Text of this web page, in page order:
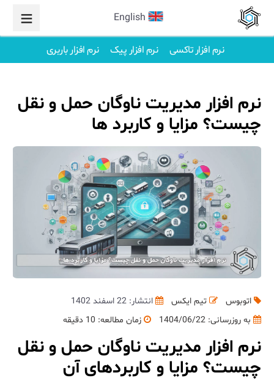
English
نرم افزار تاکسی نرم افزار پیک نرم افزار باربری
نرم افزار مدیریت ناوگان حمل و نقل
چیست؟ مزایا و کاربرد ها
اتوبوس تیم ایکس
انتشار: 22 اسفند 1402
به روزرسانی: 1404/06/22 زمان مطالعه: 10 دقیقه
نرم افزار مدیریت ناوگان حمل و نقل
چیست؟ مزایا و کاربردهای آن